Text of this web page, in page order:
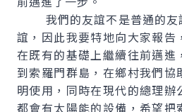
我們的友誼不是普通的友
誼，因此我要特地向大家報告
在既有的基礎上繼續往前邁進
到索羅門群島，在鄉村我們協
明使用，同時在現代的總理
都會有太陽能的設備，希望把